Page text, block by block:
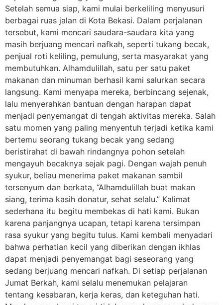
Setelah semua siap, kami mulai berkeliling menyusuri
berbagai ruas jalan di Kota Bekasi. Dalam perjalanan
tersebut, kami mencari saudara-saudara kita yang
masih berjuang mencari nafkah, seperti tukang becak,
penjual roti keliling, pemulung, serta masyarakat yang
membutuhkan. Alhamdulillah, satu per satu paket
makanan dan minuman berhasil kami salurkan secara
langsung. Kami menyapa mereka, berbincang sejenak,
lalu menyerahkan bantuan dengan harapan dapat
menjadi penyemangat di tengah aktivitas mereka. Salah
satu momen yang paling menyentuh terjadi ketika kami
bertemu seorang tukang becak yang sedang
beristirahat di bawah rindangnya pohon setelah
mengayuh becaknya sejak pagi. Dengan wajah penuh
syukur, beliau menerima paket makanan sambil
tersenyum dan berkata, “Alhamdulillah buat makan
siang, terima kasih donatur, sehat selalu.” Kalimat
sederhana itu begitu membekas di hati kami. Bukan
karena panjangnya ucapan, tetapi karena tersimpan
rasa syukur yang begitu tulus. Kami kembali menyadari
bahwa perhatian kecil yang diberikan dengan ikhlas
dapat menjadi penyemangat bagi seseorang yang
sedang berjuang mencari nafkah. Di setiap perjalanan
Jumat Berkah, kami selalu menemukan pelajaran
tentang kesabaran, kerja keras, dan keteguhan hati.